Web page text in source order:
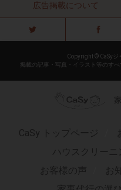
広告掲載について
Copyright © CaSy
掲載の記事・写真・イラスト等のす
CaSy トップページ
ハウスクリーニ
お客様の声
お